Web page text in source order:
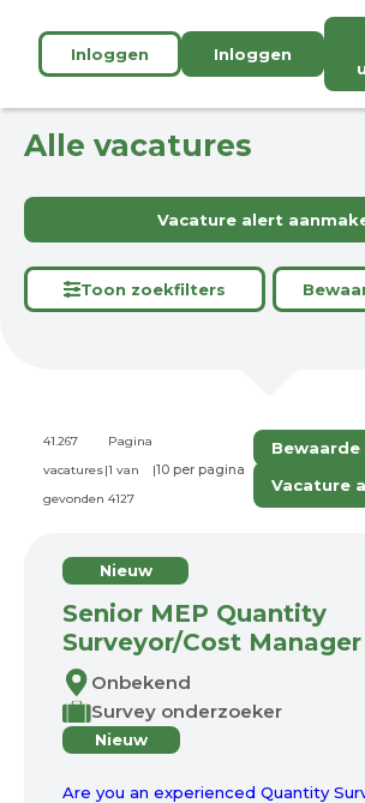
Inloggen Inloggen
Alle vacatures
Vacature alert
Toon zoekfilters
41.267
vacatures
gevonden
|
Pagina
1 van
4127
|
Vacature
Nieuw
Senior MEP Quantity
Surveyor/Cost Manager
Onbekend
Survey onderzoeker
Nieuw
Are you an experienced Quantity